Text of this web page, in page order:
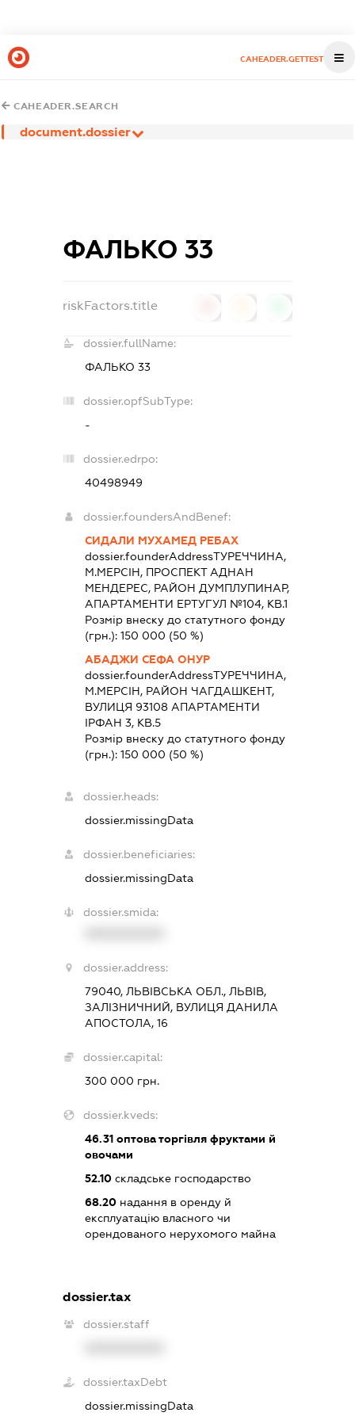
CAHEADER.GETTEST
CAHEADER.SEARCH
document.dossier
ФАЛЬКО 33
riskFactors.title
dossier.fullName:
ФАЛЬКО 33
dossier.opfSubType:
-
dossier.edrpo:
40498949
dossier.foundersAndBenef:
СИДАЛИ МУХАМЕД РЕБАХ
dossier.founderAddressТУРЕЧЧИНА,
М.МЕРСІН, ПРОСПЕКТ АДНАН
МЕНДЕРЕС, РАЙОН ДУМПЛУПИНАР,
АПАРТАМЕНТИ ЕРТУГУЛ №104, КВ.1
Розмір внеску до статутного фонду
(грн.):150 000 (50 %)
АБАДЖИ СЕФА ОНУР
dossier.founderAddressТУРЕЧЧИНА,
М.МЕРСІН, РАЙОН ЧАГДАШКЕНТ,
ВУЛИЦЯ 93108 АПАРТАМЕНТИ
ІРФАН 3, КВ.5
Розмір внеску до статутного фонду
(грн.):150 000 (50 %)
dossier.heads:
dossier.missingData
dossier.beneficiaries:
dossier.missingData
dossier.smida:
dossier.address:
79040, ЛЬВІВСЬКА ОБЛ., ЛЬВІВ,
ЗАЛІЗНИЧНИЙ, ВУЛИЦЯ ДАНИЛА
АПОСТОЛА, 16
dossier.capital:
300 000 грн.
dossier.kveds:
46.31 оптова торгівля фруктами й
овочами
52.10 складське господарство
68.20 надання в оренду й
експлуатацію власного чи
орендованого нерухомого майна
dossier.tax
dossier.staff
dossier.taxDebt
dossier.missingData